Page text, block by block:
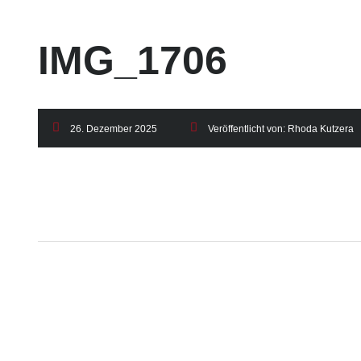
IMG_1706
26. Dezember 2025 Veröffentlicht von: Rhoda Kutzera